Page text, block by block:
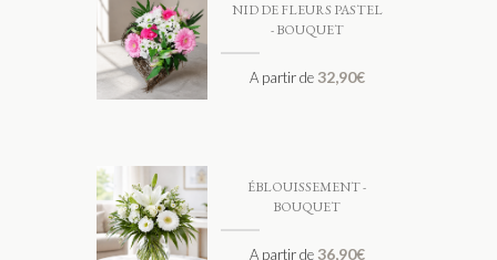
NID DE FLEURS PASTEL
- BOUQUET
A partir de 32,90€
ÉBLOUISSEMENT -
BOUQUET
A partir de 36,90€